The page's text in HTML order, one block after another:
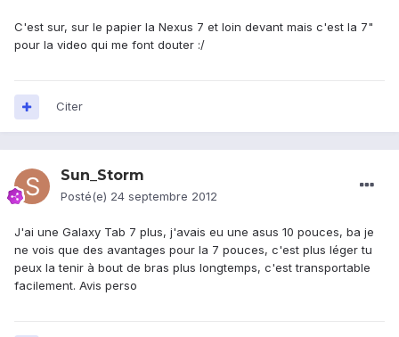
C'est sur, sur le papier la Nexus 7 et loin devant mais c'est la 7"
pour la video qui me font douter :/
Citer
Sun_Storm
Posté(e) 24 septembre 2012
J'ai une Galaxy Tab 7 plus, j'avais eu une asus 10 pouces, ba je
ne vois que des avantages pour la 7 pouces, c'est plus léger tu
peux la tenir à bout de bras plus longtemps, c'est transportable
facilement. Avis perso